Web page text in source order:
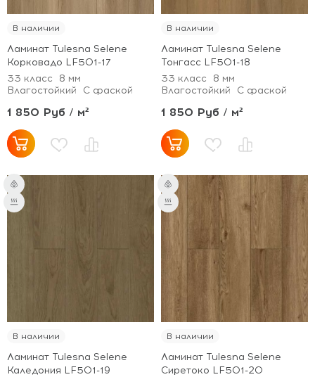
В наличии
Ламинат Tulesna Selene
Корковадо LF501-17
33 класс
8 мм
Влагостойкий
С фаской
1 850 Руб / м²
В наличии
Ламинат Tulesna Selene
Тонгасс LF501-18
33 класс
8 мм
Влагостойкий
С фаской
1 850 Руб / м²
В наличии
Ламинат Tulesna Selene
Каледония LF501-19
В наличии
Ламинат Tulesna Selene
Сиретоко LF501-20